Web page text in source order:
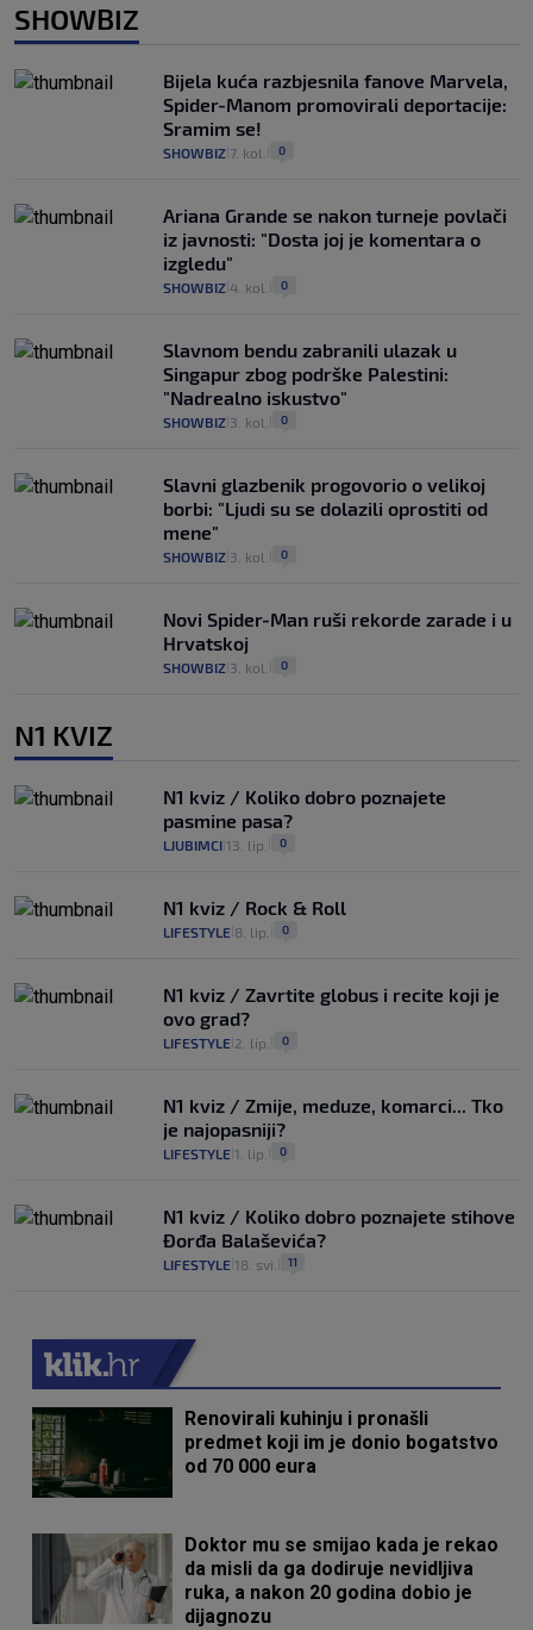
SHOWBIZ
Bijela kuća razbjesnila fanove Marvela,
Spider-Manom promovirali deportacije:
Sramim se!
SHOWBIZ 7. kol. 0
Ariana Grande se nakon turneje povlači
iz javnosti: "Dosta joj je komentara o
izgledu"
SHOWBIZ 4. kol. 0
Slavnom bendu zabranili ulazak u
Singapur zbog podrške Palestini:
"Nadrealno iskustvo"
SHOWBIZ 3. kol. 0
Slavni glazbenik progovorio o velikoj
borbi: "Ljudi su se dolazili oprostiti od
mene"
SHOWBIZ 3. kol. 0
Novi Spider-Man ruši rekorde zarade i u
Hrvatskoj
SHOWBIZ 3. kol. 0
N1 KVIZ
N1 kviz / Koliko dobro poznajete
pasmine pasa?
LJUBIMCI 13. lip. 0
N1 kviz / Rock & Roll
LIFESTYLE 8. lip. 0
N1 kviz / Zavrtite globus i recite koji je
ovo grad?
LIFESTYLE 2. lip. 0
N1 kviz / Zmije, meduze, komarci... Tko
je najopasniji?
LIFESTYLE 1. lip. 0
N1 kviz / Koliko dobro poznajete stihove
Đorđa Balaševića?
LIFESTYLE 18. svi. 11
Renovirali kuhinju i pronašli
predmet koji im je donio bogatstvo
od 70 000 eura
Doktor mu se smijao kada je rekao
da misli da ga dodiruje nevidljiva
ruka, a nakon 20 godina dobio je
dijagnozu